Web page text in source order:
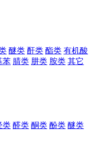
醚类 酐类 酯类 有机酸
苯 腈类 肼类 胺类 其它
类 醛类 酮类 酚类 醚类